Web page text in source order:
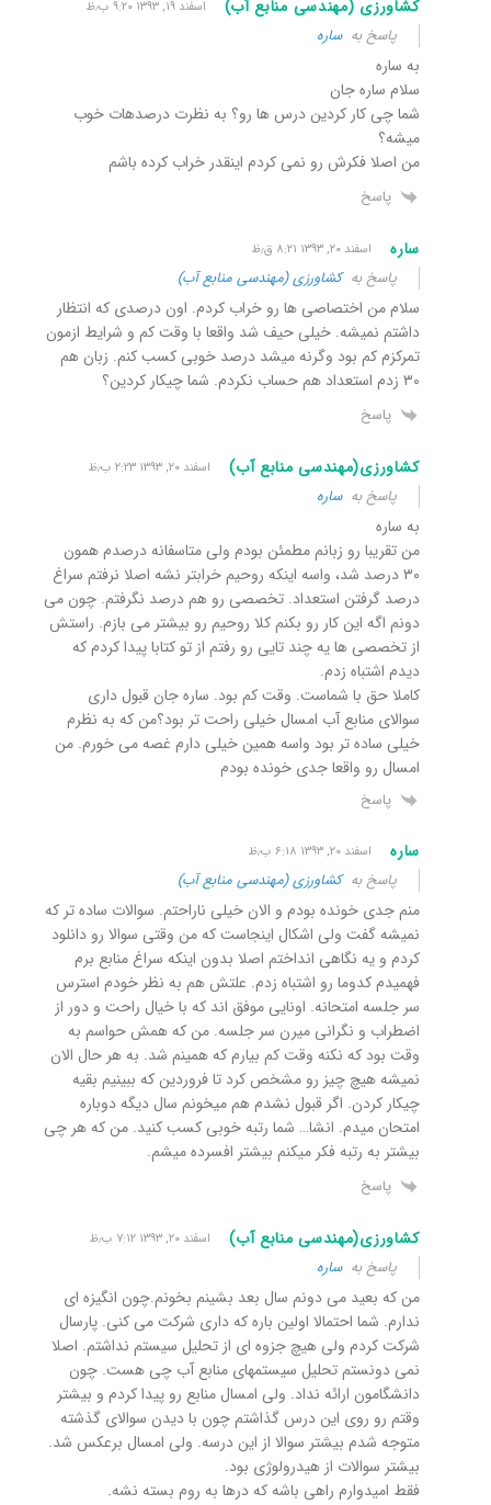
کشاورزی (مهندسی منابع آب) اسفند ۱۹, ۱۳۹۳ ۹:۲۰ ب٫ظ
پاسخ بهساره
به ساره
سلام ساره جان
شما چی کار کردین درس ها رو؟ به نظرت درصدهات خوب
میشه؟
من اصلا فکرش رو نمی کردم اینقدر خراب کرده باشم
پاسخ
ساره اسفند ۲۰, ۱۳۹۳ ۸:۲۱ ق٫ظ
پاسخ بهکشاورزی (مهندسی منابع آب)
سلام من اختصاصی ها رو خراب کردم. اون درصدی که انتظار
داشتم نمیشه. خیلی حیف شد واقعا با وقت کم و شرایط ازمون
تمرکزم کم بود وگرنه میشد درصد خوبی کسب کنم. زبان هم
۳۰ زدم استعداد هم حساب نکردم. شما چیکار کردین؟
پاسخ
کشاورزی(مهندسی منابع آب) اسفند ۲۰, ۱۳۹۳ ۲:۲۳ ب٫ظ
پاسخ بهساره
به ساره
من تقریبا رو زبانم مطمئن بودم ولی متاسفانه درصدم همون
۳۰ درصد شد، واسه اینکه روحیم خرابتر نشه اصلا نرفتم سراغ
درصد گرفتن استعداد. تخصصی رو هم درصد نگرفتم. چون می
دونم اگه این کار رو بکنم کلا روحیم رو بیشتر می بازم. راستش
از تخصصی ها یه چند تایی رو رفتم از تو کتابا پیدا کردم که
دیدم اشتباه زدم.
کاملا حق با شماست. وقت کم بود. ساره جان قبول داری
سوالای منابع آب امسال خیلی راحت تر بود؟من که به نظرم
خیلی ساده تر بود واسه همین خیلی دارم غصه می خورم. من
امسال رو واقعا جدی خونده بودم
پاسخ
ساره اسفند ۲۰, ۱۳۹۳ ۶:۱۸ ب٫ظ
پاسخ بهکشاورزی (مهندسی منابع آب)
منم جدی خونده بودم و الان خیلی ناراحتم. سوالات ساده تر که
نمیشه گفت ولی اشکال اینجاست که من وقتی سوالا رو دانلود
کردم و یه نگاهی انداختم اصلا بدون اینکه سراغ منابع برم
فهمیدم کدوما رو اشتباه زدم. علتش هم به نظر خودم استرس
سر جلسه امتحانه. اونایی موفق اند که با خیال راحت و دور از
اضطراب و نگرانی میرن سر جلسه. من که همش حواسم به
وقت بود که نکنه وقت کم بیارم که همینم شد. به هر حال الان
نمیشه هیچ چیز رو مشخص کرد تا فروردین که ببینیم بقیه
چیکار کردن. اگر قبول نشدم هم میخونم سال دیگه دوباره
امتحان میدم. انشا… شما رتبه خوبی کسب کنید. من که هر چی
بیشتر به رتبه فکر میکنم بیشتر افسرده میشم.
پاسخ
کشاورزی(مهندسی منابع آب) اسفند ۲۰, ۱۳۹۳ ۷:۱۲ ب٫ظ
پاسخ بهساره
من که بعید می دونم سال بعد بشینم بخونم.چون انگیزه ای
ندارم. شما احتمالا اولین باره که داری شرکت می کنی. پارسال
شرکت کردم ولی هیچ جزوه ای از تحلیل سیستم نداشتم. اصلا
نمی دونستم تحلیل سیستمهای منابع آب چی هست. چون
دانشگامون ارائه نداد. ولی امسال منابع رو پیدا کردم و بیشتر
وقتم رو روی این درس گذاشتم چون با دیدن سوالای گذشته
متوجه شدم بیشتر سوالا از این درسه. ولی امسال برعکس شد.
بیشتر سوالات از هیدرولوژی بود.
فقط امیدوارم راهی باشه که درها به روم بسته نشه.